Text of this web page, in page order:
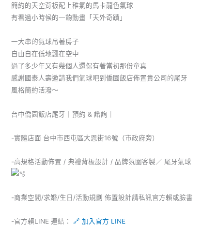
簡約的天空背板配上稚氣的馬卡龍色氣球
有看過小時候的一齣動畫「天外奇蹟」
一大串的氣球吊著房子
自由自在低地飄在空中
過了多少年又有幾個人還保有著當初那份童真
感謝國泰人壽邀請我們氣球吧到僑園飯店佈置貴公司的尾牙
風格簡約活潑～
台中僑園飯店尾牙｜預約 & 諮詢｜
-實體店面 台中市西屯區大恩街16號（市政府旁）
-高規格活動佈置 / 典禮背板設計 / 品牌氛圍客製／ 尾牙氣球
-商業空間/求婚/生日/活動規劃 佈置設計請私訊官方賴或臉書
-官方賴LINE 連結：🔗 加入官方 LINE